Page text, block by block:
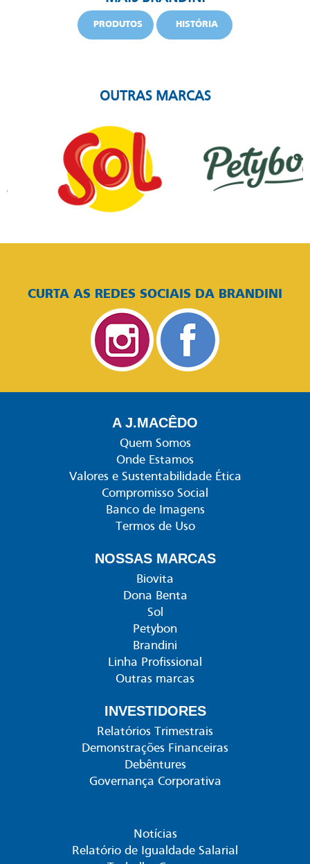
PRODUTOS HISTÓRIA
OUTRAS MARCAS
CURTA AS REDES SOCIAIS DA BRANDINI
A J.MACÊDO
Quem Somos
Onde Estamos
Valores e Sustentabilidade Ética
Compromisso Social
Banco de Imagens
Termos de Uso
NOSSAS MARCAS
Biovita
Dona Benta
Sol
Petybon
Brandini
Linha Profissional
Outras marcas
INVESTIDORES
Relatórios Trimestrais
Demonstrações Financeiras
Debêntures
Governança Corporativa
Notícias
Relatório de Igualdade Salarial